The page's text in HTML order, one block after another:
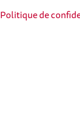
Politique de